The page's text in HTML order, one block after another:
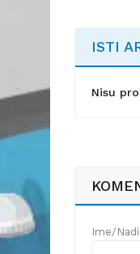
ISTI
Nisu
Ime/